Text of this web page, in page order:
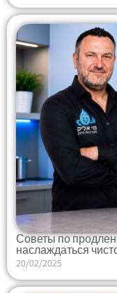
Советы по
наслаждаться
20/02/2025